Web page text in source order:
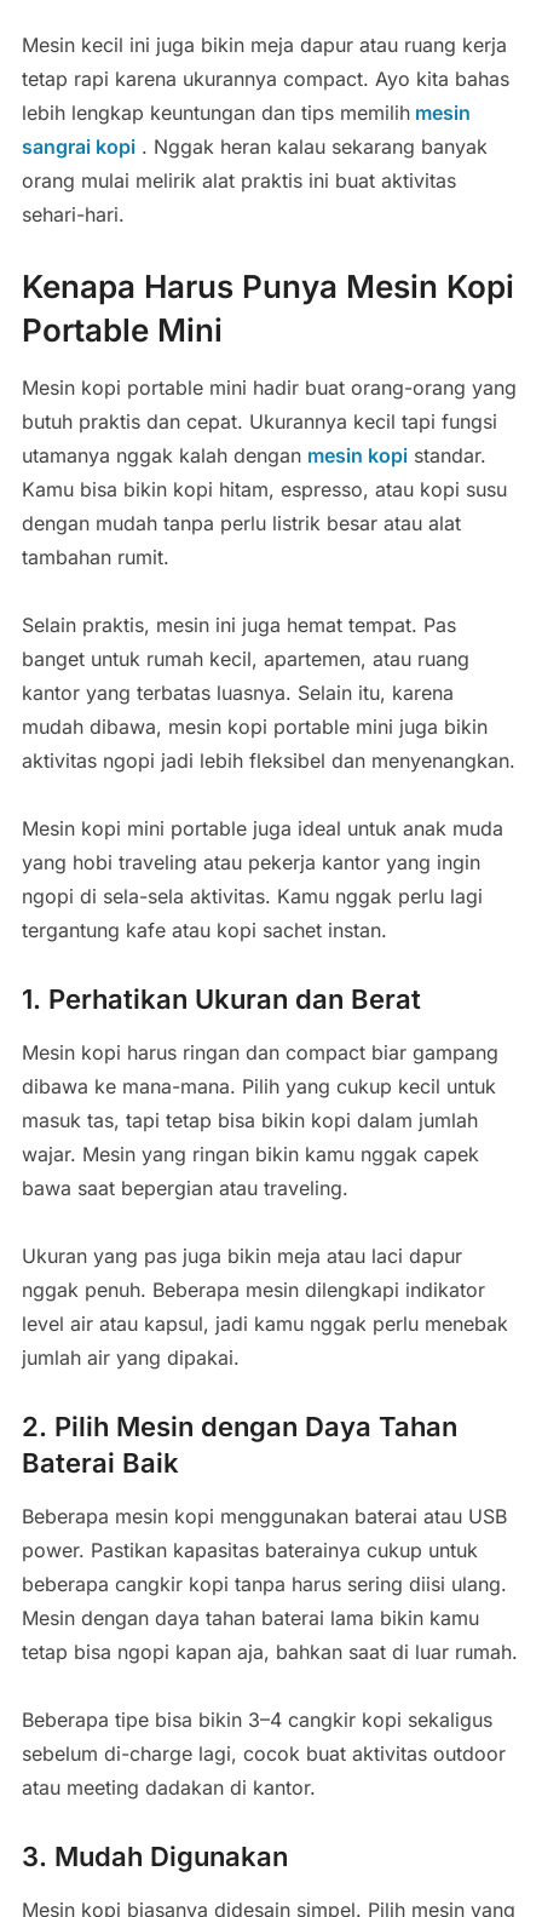
Mesin kecil ini juga bikin meja dapur atau ruang kerja
tetap rapi karena ukurannya compact. Ayo kita bahas
lebih lengkap keuntungan dan tips memilihmesin
sangrai kopi. Nggak heran kalau sekarang banyak
orang mulai melirik alat praktis ini buat aktivitas
sehari-hari.
Kenapa Harus Punya Mesin Kopi
Portable Mini
Mesin kopi portable mini hadir buat orang-orang yang
butuh praktis dan cepat. Ukurannya kecil tapi fungsi
utamanya nggak kalah dengan mesin kopistandar.
Kamu bisa bikin kopi hitam, espresso, atau kopi susu
dengan mudah tanpa perlu listrik besar atau alat
tambahan rumit.
Selain praktis, mesin ini juga hemat tempat. Pas
banget untuk rumah kecil, apartemen, atau ruang
kantor yang terbatas luasnya. Selain itu, karena
mudah dibawa, mesin kopi portable mini juga bikin
aktivitas ngopi jadi lebih fleksibel dan menyenangkan.
Mesin kopi mini portable juga ideal untuk anak muda
yang hobi traveling atau pekerja kantor yang ingin
ngopi di sela-sela aktivitas. Kamu nggak perlu lagi
tergantung kafe atau kopi sachet instan.
1. Perhatikan Ukuran dan Berat
Mesin kopi harus ringan dan compact biar gampang
dibawa ke mana-mana. Pilih yang cukup kecil untuk
masuk tas, tapi tetap bisa bikin kopi dalam jumlah
wajar. Mesin yang ringan bikin kamu nggak capek
bawa saat bepergian atau traveling.
Ukuran yang pas juga bikin meja atau laci dapur
nggak penuh. Beberapa mesin dilengkapi indikator
level air atau kapsul, jadi kamu nggak perlu menebak
jumlah air yang dipakai.
2. Pilih Mesin dengan Daya Tahan
Baterai Baik
Beberapa mesin kopi menggunakan baterai atau USB
power. Pastikan kapasitas baterainya cukup untuk
beberapa cangkir kopi tanpa harus sering diisi ulang.
Mesin dengan daya tahan baterai lama bikin kamu
tetap bisa ngopi kapan aja, bahkan saat di luar rumah.
Beberapa tipe bisa bikin 3–4 cangkir kopi sekaligus
sebelum di-charge lagi, cocok buat aktivitas outdoor
atau meeting dadakan di kantor.
3. Mudah Digunakan
Mesin kopi biasanya didesain simpel. Pilih mesin yang